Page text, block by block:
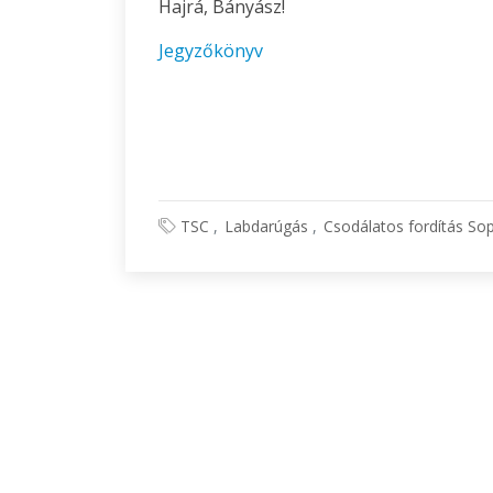
Hajrá, Bányász!
Jegyzőkönyv
TSC Labdarúgás Csodálatos fordítás